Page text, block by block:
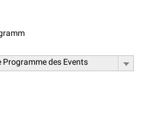
Programme des Events